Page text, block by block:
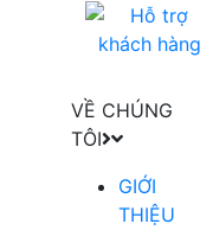
VỀ CHÚNG
TÔI
GIỚI
THIỆU